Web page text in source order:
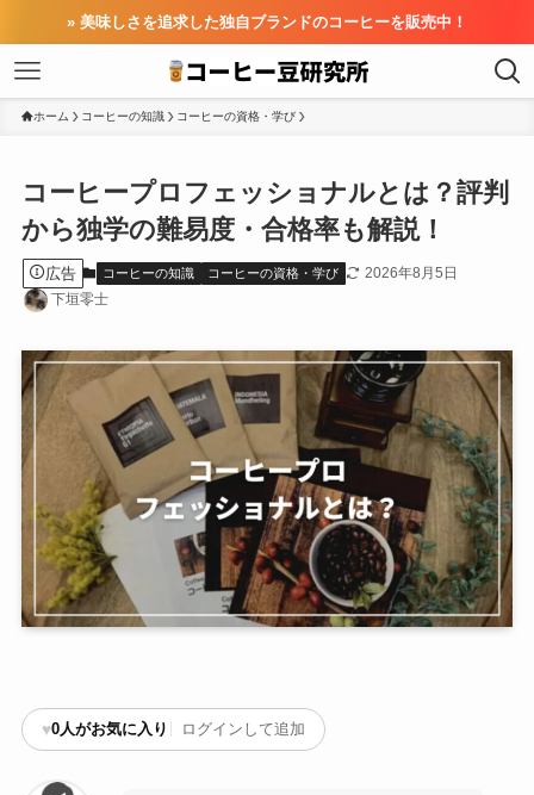
» 美味しさを追求した独自ブランドのコーヒーを販売中！
ホーム コーヒーの知識 コーヒーの資格・学び
コーヒープロフェッショナルとは？評判
から独学の難易度・合格率も解説！
広告 コーヒーの知識 コーヒーの資格・学び
2026年8月5日
下垣零士
♥0人がお気に入り ログインして追加